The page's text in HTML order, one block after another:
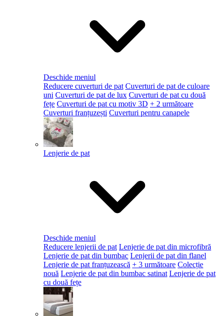
Deschide meniul
Reducere cuverturi de pat Cuverturi de pat de culoare
uni Cuverturi de pat de lux Cuverturi de pat cu două
fețe Cuverturi de pat cu motiv 3D + 2 următoare
Cuverturi franțuzești Cuverturi pentru canapele
Lenjerie de pat
Deschide meniul
Reducere lenjerii de pat Lenjerie de pat din microfibră
Lenjerie de pat din bumbac Lenjerii de pat din flanel
Lenjerie de pat franțuzească + 3 următoare Colecție
nouă Lenjerie de pat din bumbac satinat Lenjerie de pat
cu două fețe